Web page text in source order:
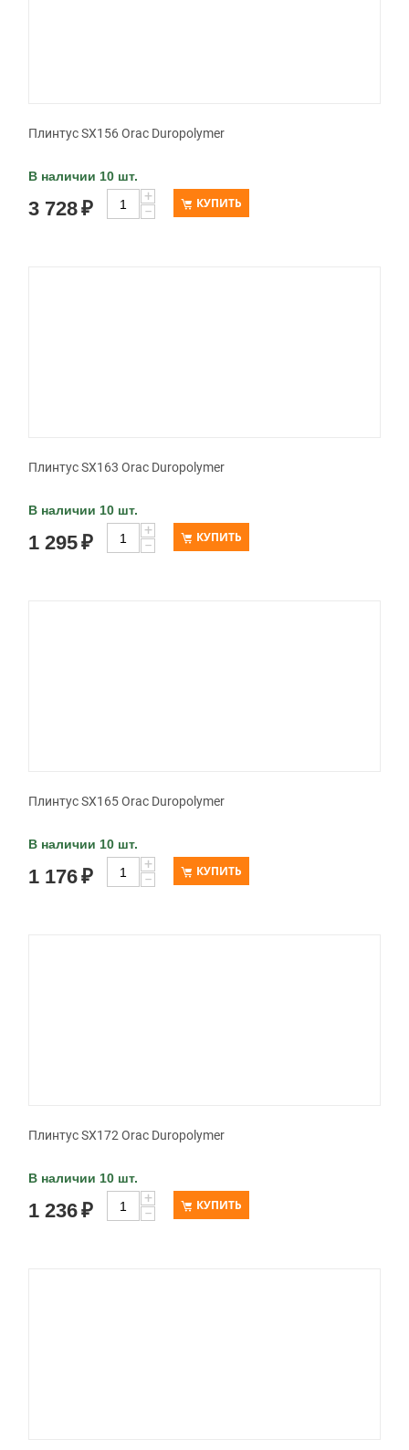
Плинтус SX156 Orac Duropolymer
В наличии 10 шт.
3 728₽
+
−
КУПИТЬ
Плинтус SX163 Orac Duropolymer
В наличии 10 шт.
1 295₽
+
−
КУПИТЬ
Плинтус SX165 Orac Duropolymer
В наличии 10 шт.
1 176₽
+
−
КУПИТЬ
Плинтус SX172 Orac Duropolymer
В наличии 10 шт.
1 236₽
+
−
КУПИТЬ